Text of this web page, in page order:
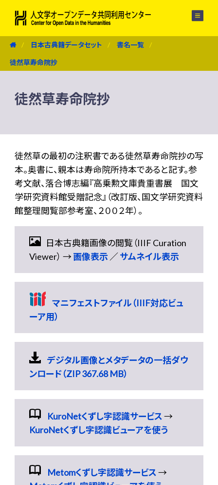
日本古典籍データセット 書名一覧
徒然草寿命院抄
徒然草寿命院抄
徒然草の最初の注釈書である徒然草寿命院抄の写
本。奥書に、親本は寿命院所持本であると記す。参
考文献、落合博志編『高乗勲文庫貴重書展 国文
学研究資料館受贈記念』（改訂版、国文学研究資料
館整理閲覧部参考室、２００２年）。
日本古典籍画像の閲覧（IIIF Curation
Viewer） →画像表示 ／サムネイル表示
マニフェストファイル（IIIF対応ビュ
ーア用）
デジタル画像とメタデータの一括ダウ
ンロード（ZIP 367.68 MB）
KuroNetくずし字認識サービス→
KuroNetくずし字認識ビューアを使う
Metomくずし字認識サービス→